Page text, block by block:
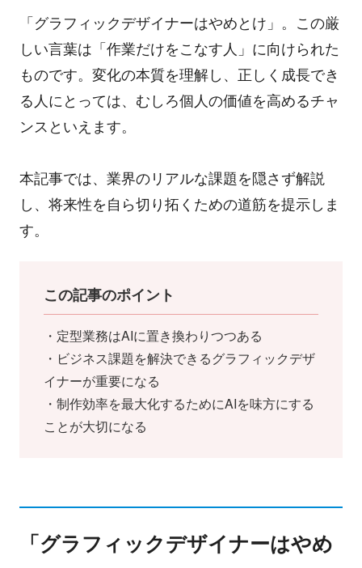
「グラフィックデザイナーはやめとけ」。この厳
しい言葉は「作業だけをこなす人」に向けられた
ものです。変化の本質を理解し、正しく成長でき
る人にとっては、むしろ個人の価値を高めるチャ
ンスといえます。
本記事では、業界のリアルな課題を隠さず解説
し、将来性を自ら切り拓くための道筋を提示しま
す。
この記事のポイント
・定型業務はAIに置き換わりつつある
・ビジネス課題を解決できるグラフィックデザ
イナーが重要になる
・制作効率を最大化するためにAIを味方にする
ことが大切になる
「グラフィックデザイナーはやめ